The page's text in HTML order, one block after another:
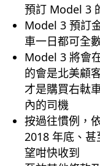
預訂 Model 3
Model 3 預訂
車一日都可全
Model 3 將會
的會是北美顧
才是購買右軚
內的司機
按過往慣例，
2018 年底、
望咁快收到